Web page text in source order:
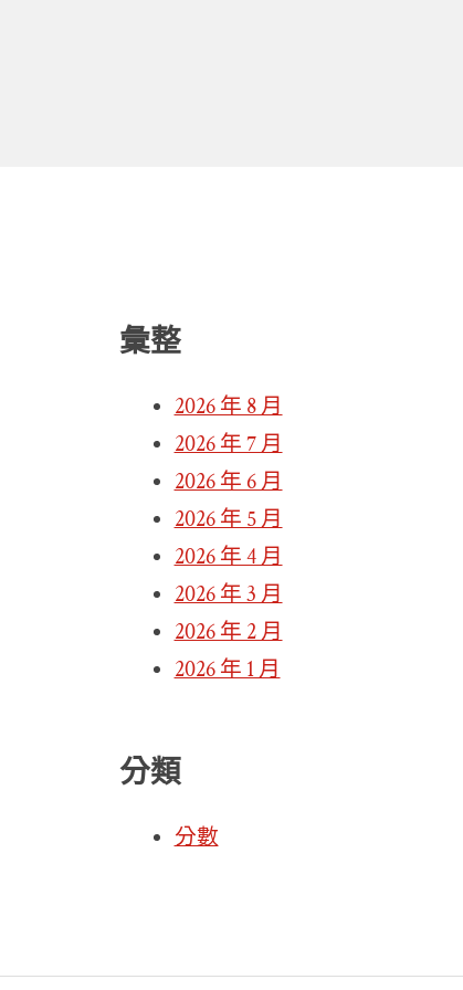
彙整
2026 年 8 月
2026 年 7 月
2026 年 6 月
2026 年 5 月
2026 年 4 月
2026 年 3 月
2026 年 2 月
2026 年 1 月
分類
分數